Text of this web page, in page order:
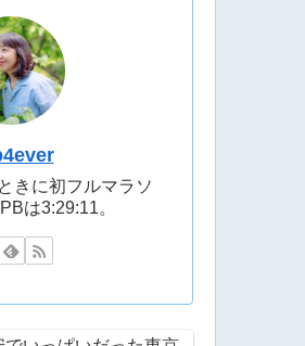
きに初フルマラソ
は3:29:11。